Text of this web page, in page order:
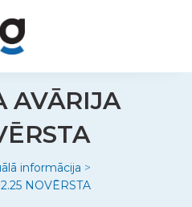
AVĀRIJA
informācija >
NOVĒRSTA